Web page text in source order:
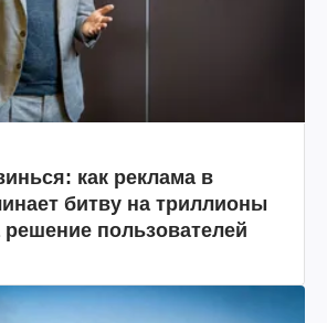
как реклама в
битву на триллионы
пользователей